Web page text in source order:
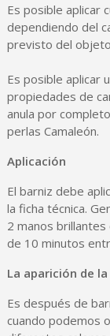
Es posible aplicar
dependiendo del
previsto del
Es posible aplicar
propiedades de
anula por
perlas Camaleón.
Aplicación
El barniz debe
la ficha técnica.
2 manos
de 10 minutos
La aparición de
Es después de
cuando podemos